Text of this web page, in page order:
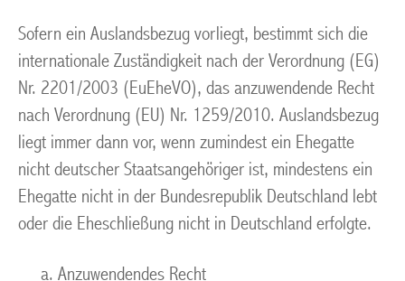
Sofern ein Auslandsbezug vorliegt, bestimmt sich die
internationale Zuständigkeit nach der Verordnung (EG)
Nr. 2201/2003 (EuEheVO), das anzuwendende Recht
nach Verordnung (EU) Nr. 1259/2010. Auslandsbezug
liegt immer dann vor, wenn zumindest ein Ehegatte
nicht deutscher Staatsangehöriger ist, mindestens ein
Ehegatte nicht in der Bundesrepublik Deutschland lebt
oder die Eheschließung nicht in Deutschland erfolgte.
Anzuwendendes Recht